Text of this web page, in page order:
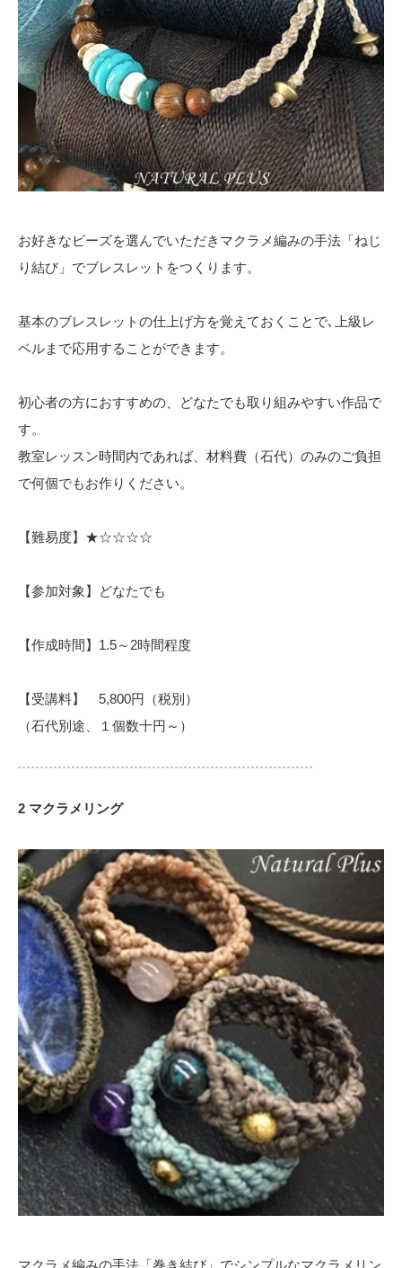
お好きなビーズを選んでいただきマクラメ編みの手法「ねじ
り結び」でブレスレットをつくります。
基本のブレスレットの仕上げ方を覚えておくことで､上級レ
ベルまで応用することができます。
初心者の方におすすめの、どなたでも取り組みやすい作品で
す。
教室レッスン時間内であれば、材料費（石代）のみのご負担
で何個でもお作りください。
【難易度】★☆☆☆☆
【参加対象】どなたでも
【作成時間】1.5～2時間程度
【受講料】 5,800円（税別）
（石代別途、１個数十円～）
2 マクラメリング
マクラメ編みの手法「巻き結び」でシンプルなマクラメリン